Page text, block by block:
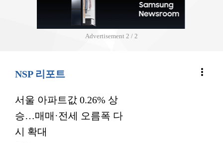
Advertisement 2 / 2
NSP 리포트 more_vert
서울 아파트값 0.26% 상
승…매매·전세 오름폭 다
시 확대